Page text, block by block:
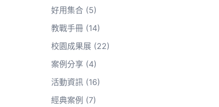
好用集合 (5)
教戰手冊 (14)
校園成果展 (22)
案例分享 (4)
活動資訊 (16)
經典案例 (7)